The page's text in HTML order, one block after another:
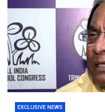
EXCLUSIVE NEWS